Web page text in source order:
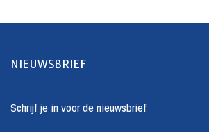
NIEUWSBRIEF
Schrijf je in voor de nieuwsbrief